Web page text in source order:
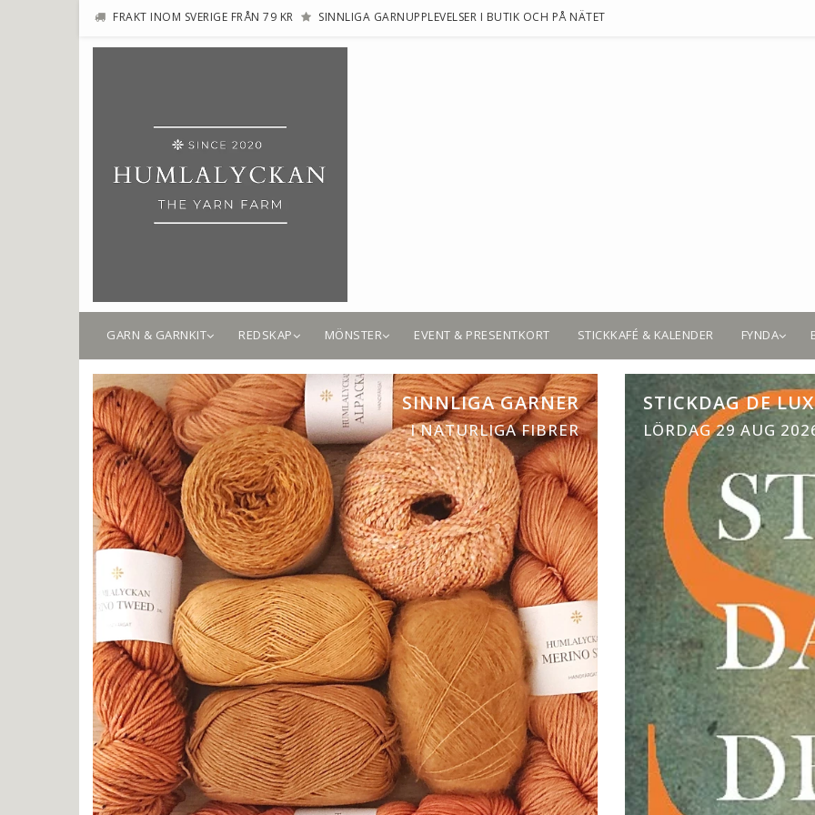
FRAKT INOM SVERIGE FRÅN 79 KR SINNLIGA GARNUPPLEVELSER I BUTIK OCH PÅ NÄTET
GARN & GARNKIT REDSKAP MÖNSTER EVENT & PRESENTKORT STICKKAFÉ & KALENDER FYNDA
SINNLIGA GARNER
I NATURLIGA FIBRER
STICKDAG DE
LÖRDAG 29 AUG